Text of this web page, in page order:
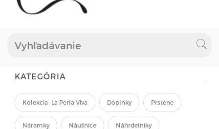
KATEGÓRIA
Kolekcia- La Perla Viva Doplnky Prstene
Náramky Náušnice Náhrdelníky